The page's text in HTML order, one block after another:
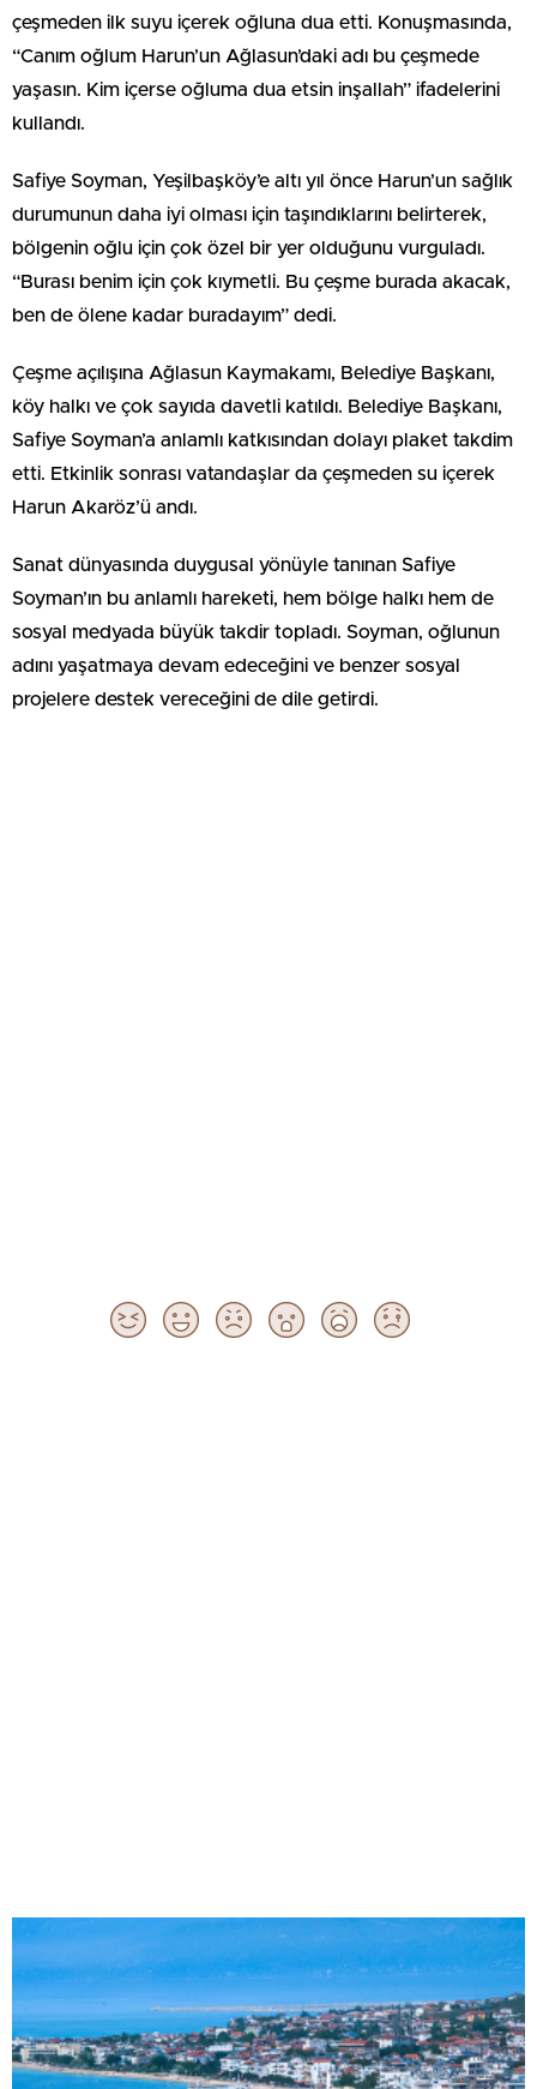
çeşmeden ilk suyu içerek oğluna dua etti. Konuşmasında,
“Canım oğlum Harun’un Ağlasun’daki adı bu çeşmede
yaşasın. Kim içerse oğluma dua etsin inşallah” ifadelerini
kullandı.
Safiye Soyman, Yeşilbaşköy’e altı yıl önce Harun’un sağlık
durumunun daha iyi olması için taşındıklarını belirterek,
bölgenin oğlu için çok özel bir yer olduğunu vurguladı.
“Burası benim için çok kıymetli. Bu çeşme burada akacak,
ben de ölene kadar buradayım” dedi.
Çeşme açılışına Ağlasun Kaymakamı, Belediye Başkanı,
köy halkı ve çok sayıda davetli katıldı. Belediye Başkanı,
Safiye Soyman’a anlamlı katkısından dolayı plaket takdim
etti. Etkinlik sonrası vatandaşlar da çeşmeden su içerek
Harun Akaröz’ü andı.
Sanat dünyasında duygusal yönüyle tanınan Safiye
Soyman’ın bu anlamlı hareketi, hem bölge halkı hem de
sosyal medyada büyük takdir topladı. Soyman, oğlunun
adını yaşatmaya devam edeceğini ve benzer sosyal
projelere destek vereceğini de dile getirdi.